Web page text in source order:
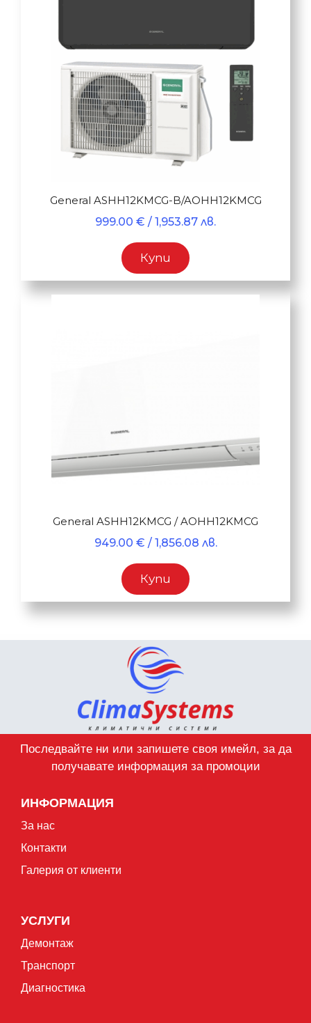
General ASHH12KMCG-B/AOHH12KMCG
999.00 € / 1,953.87 лв.
Купи
General ASHH12KMCG / AOHH12KMCG
949.00 € / 1,856.08 лв.
Купи
Последвайте ни или запишете своя имейл, за да
получавате информация за промоции
ИНФОРМАЦИЯ
За нас
Контакти
Галерия от клиенти
УСЛУГИ
Демонтаж
Транспорт
Диагностика